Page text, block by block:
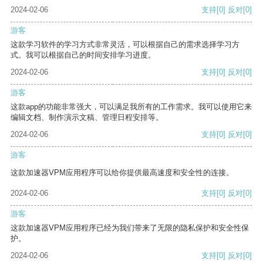
2024-02-06 支持[0] 反对[0]
游客
这款学习软件的学习方式非常灵活，可以根据自己的需求选择学习方
式。我可以根据自己的时间安排学习进度。
2024-02-06
支持[0] 反对[0]
游客
这款app的功能非常强大，可以满足我所有的工作需求。我可以使用它来
编辑文档、制作演示文稿、管理日程安排等。
2024-02-06
支持[0] 反对[0]
游客
这款加速器VPM应用程序可以给你提供最高速度和安全性的连接。
2024-02-06 支持[0] 反对[0]
游客
这款加速器VPM应用程序已经为我们带来了无限的隐私保护和安全性保
护。
2024-02-06
支持[0] 反对[0]